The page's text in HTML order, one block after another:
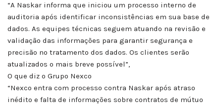
“A Naskar informa que iniciou um processo interno de
auditoria após identificar inconsistências em sua base de
dados. As equipes técnicas seguem atuando na revisão e
validação das informações para garantir segurança e
precisão no tratamento dos dados. Os clientes serão
atualizados o mais breve possível”,
O que diz o Grupo Nexco
“Nexco entra com processo contra Naskar após atraso
inédito e falta de informações sobre contratos de mútuo